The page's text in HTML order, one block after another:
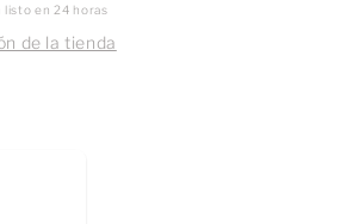
en 24 horas
de la tienda